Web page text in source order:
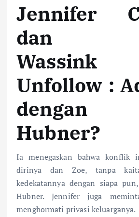
Jennifer
dan
Wassink
Unfollow :
dengan
Hubner?
Ia menegaskan bahwa konflik
dirinya dan Zoe, tanpa
kedekatannya dengan siapa
Hubner. Jennifer juga
menghormati privasi keluarganya.